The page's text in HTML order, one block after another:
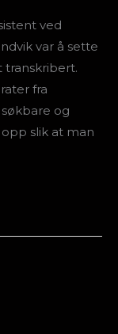
ved
var å sette
transkribert.
fra
og
slik at man